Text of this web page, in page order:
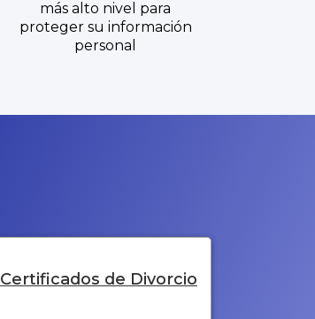
más alto nivel para
proteger su información
personal
Certificados de Divorcio